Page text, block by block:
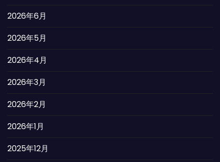
2026年6月
2026年5月
2026年4月
2026年3月
2026年2月
2026年1月
2025年12月